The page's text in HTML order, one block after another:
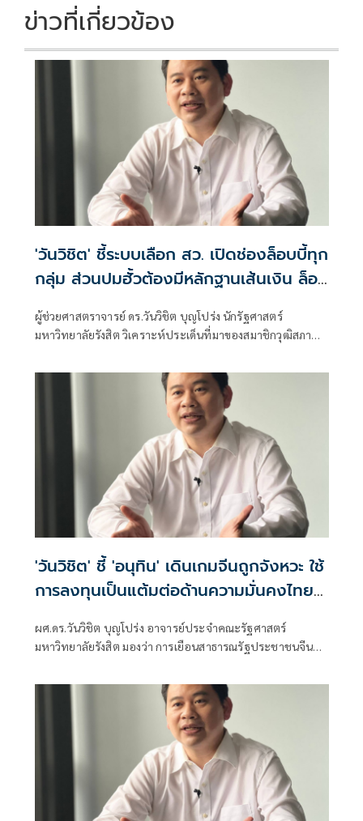
ข่าวที่เกี่ยวข้อง
'วันวิชิต' ชี้ระบบเลือก สว. เปิดช่องล็อบบี้ทุก
กลุ่ม ส่วนปมฮั้วต้องมีหลักฐานเส้นเงิน ล็อก
กระแส แต่ไร้ Impact ทางกฎหมาย
ผู้ช่วยศาสตราจารย์ ดร.วันวิชิต บุญโปร่ง นักรัฐศาสตร์
มหาวิทยาลัยรังสิต วิเคราะห์ประเด็นที่มาของสมาชิกวุฒิสภา
สมัครต้องแนะนำตัว แลกเปลี่ยนข้อมูล และประสานการ
สนับสนุนระหว่างกัน โดยเฉพาะการเลือกในรอบไขว้ ซึ่งหากผู้
สมัครไม่พูดคุยหรือสร้างความรู้จักกับผู้อื่นเลย โอกาสได้รับ
'วันวิชิต' ชี้ 'อนุทิน' เดินเกมจีนถูกจังหวะ ใช้
การลงทุนเป็นแต้มต่อด้านความมั่นคงไทย
ผศ.ดร.วันวิชิต บุญโปร่ง อาจารย์ประจำคณะรัฐศาสตร์
มหาวิทยาลัยรังสิต มองว่า การเยือนสาธารณรัฐประชาชนจีน